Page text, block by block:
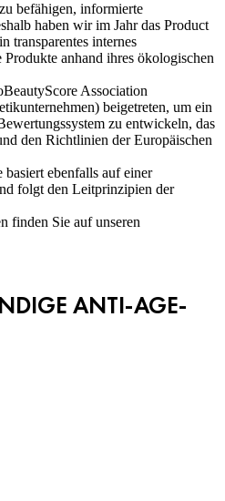
befähigen, informierte
haben wir im Jahr das Product
transparentes internes
Produkte anhand ihres ökologischen
Association
beigetreten, um ein
zu entwickeln, das
den Richtlinien der Europäischen
ebenfalls auf einer
folgt den Leitprinzipien der
finden Sie auf unseren
ANTI-AGE-